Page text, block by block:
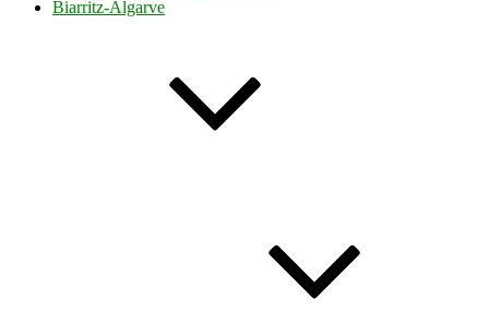
Biarritz-Algarve